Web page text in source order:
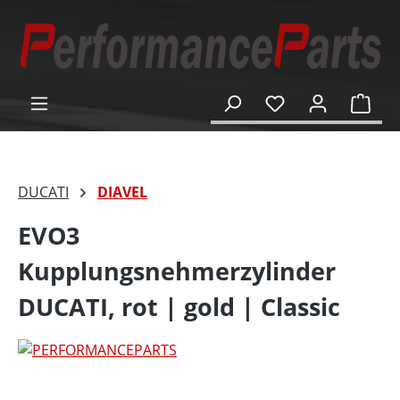
springen
DUCATI DIAVEL
EVO3
Kupplungsnehmerzylinder
DUCATI, rot | gold | Classic